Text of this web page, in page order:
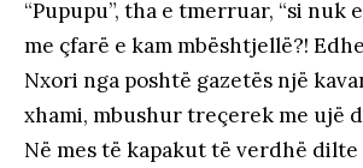
“Pupupu”, tha e tmerruar, “si nuk
me çfarë e kam mbështjellë?!
Nxori nga poshtë gazetës një
xhami, mbushur treçerek me ujë
Në mes të kapakut të verdhë